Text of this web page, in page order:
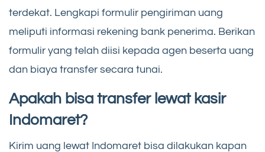
terdekat. Lengkapi formulir pengiriman uang
meliputi informasi rekening bank penerima. Berikan
formulir yang telah diisi kepada agen beserta uang
dan biaya transfer secara tunai.
Apakah bisa transfer lewat kasir
Indomaret?
Kirim uang lewat Indomaret bisa dilakukan kapan